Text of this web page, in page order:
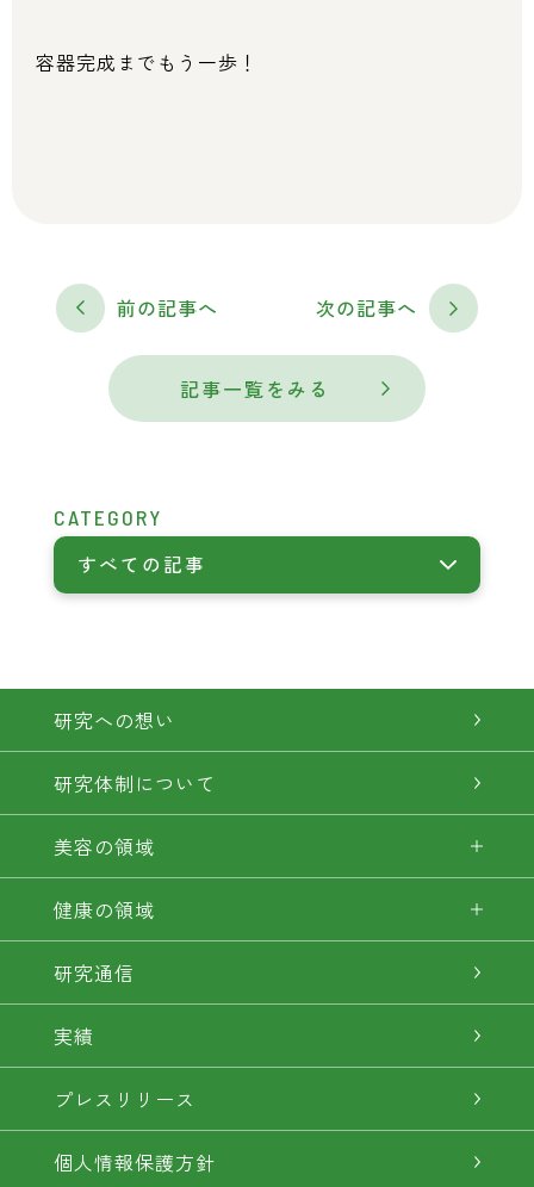
容器完成までもう一歩！
前の記事へ
記事一覧をみる
次の記事へ
CATEGORY
すべての記事
研究への想い
研究体制について
美容の領域
健康の領域
研究通信
実績
プレスリリース
個人情報保護方針